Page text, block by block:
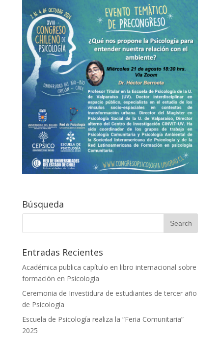
Búsqueda
Entradas Recientes
Académica publica capítulo en libro internacional sobre
formación en Psicología
Ceremonia de Investidura de estudiantes de tercer año
de Psicología
Escuela de Psicología realiza la “Feria Comunitaria”
2025